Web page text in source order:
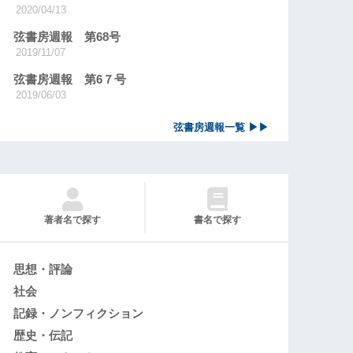
2020/04/13
弦書房週報 第68号
2019/11/07
弦書房週報 第6７号
2019/06/03
弦書房週報一覧 ▶▶
著者名で探す 書名で探す
思想・評論
社会
記録・ノンフィクション
歴史・伝記